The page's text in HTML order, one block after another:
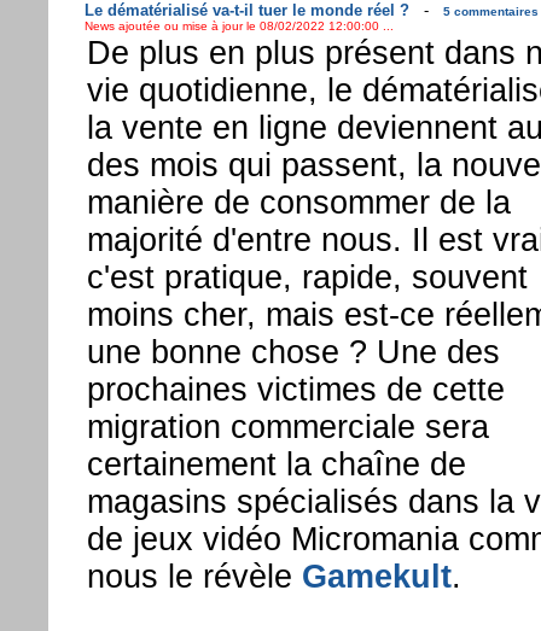
Le dématérialisé va-t-il tuer le monde réel ?-
5 commentaires
News ajoutée ou mise à jour le 08/02/2022 12:00:00 ...
De plus en plus présent dans
vie quotidienne, le
la vente en ligne deviennent
des mois qui passent, la
manière de consommer de la
majorité d'entre nous. Il est
c'est pratique, rapide, souvent
moins cher, mais est-ce
une bonne chose ? Une des
prochaines victimes de cette
migration commerciale sera
certainement la chaîne de
magasins spécialisés dans la
de jeux vidéo Micromania
nous le révèle Gamekult.